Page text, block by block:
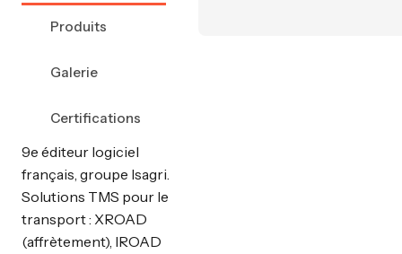
Produits
Galerie
Certifications
9e éditeur logiciel
français, groupe Isagri.
Solutions TMS pour le
transport : XROAD
(affrètement), IROAD